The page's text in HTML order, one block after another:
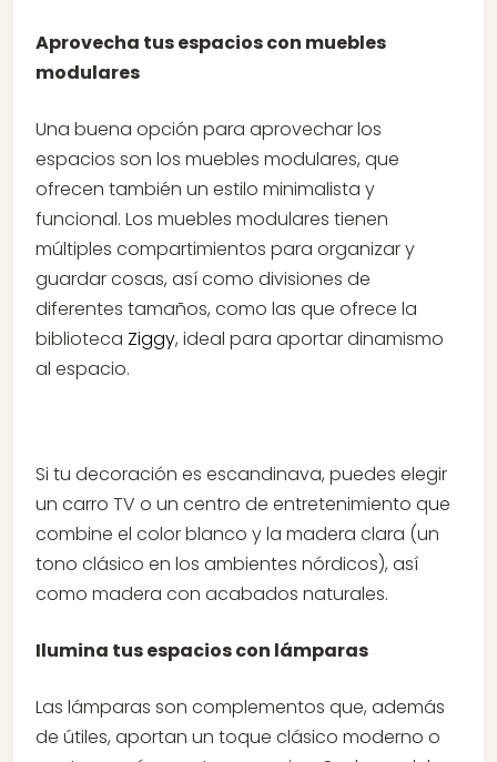
Aprovecha tus espacios con muebles
modulares
Una buena opción para aprovechar los
espacios son los muebles modulares, que
ofrecen también un estilo minimalista y
funcional. Los muebles modulares tienen
múltiples compartimientos para organizar y
guardar cosas, así como divisiones de
diferentes tamaños, como las que ofrece la
biblioteca Ziggy, ideal para aportar dinamismo
al espacio.
Si tu decoración es escandinava, puedes elegir
un carro TV o un centro de entretenimiento que
combine el color blanco y la madera clara (un
tono clásico en los ambientes nórdicos), así
como madera con acabados naturales.
Ilumina tus espacios con lámparas
Las lámparas son complementos que, además
de útiles, aportan un toque clásico moderno o